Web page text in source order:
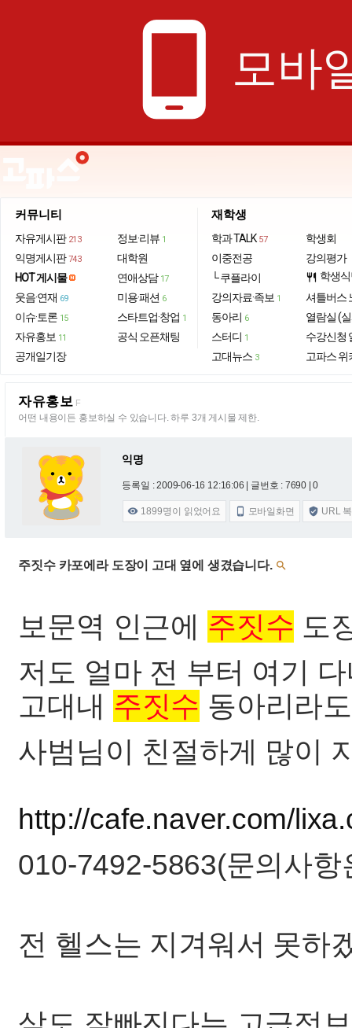
phone_android 모바
커뮤니티
자유게시판 213
익명게시판 743
HOT 게시물
웃음·연재 69
이슈·토론 15
자유홍보 11
공개일기장
정보·리뷰 1
대학원
연애상담 17
미용·패션 6
스타트업·창업 1
공식 오픈채팅
재학생
학과 TALK 57
이중전공
└ 쿠플라이
강의자료·족보 1
동아리 6
스터디 1
고대뉴스 3
학생회
강의평가
restaurant 학생
셔틀버스
열람실 (
수강신청
고파스 위
자유홍보 F
어떤 내용이든 홍보하실 수 있습니다. 하루 3개 게시물 제한.
익명
등록일 : 2009-06-16 12:16:06 | 글번호 : 7690 | 0
 1899명이 읽었어요  모바일화면  URL
주짓수 카포에라 도장이 고대 옆에 생겼습니다. 
보문역 인근에 주짓수 도
저도 얼마 전 부터 여기
고대내 주짓수 동아리라
사범님이 친절하게 많이
http://cafe.naver.com/
010-7492-5863(문의사항
전 헬스는 지겨워서 못하